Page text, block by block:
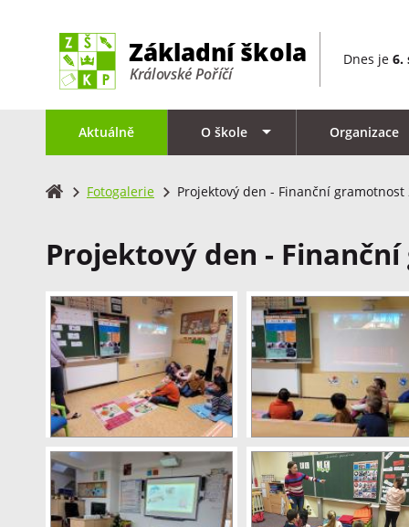
Dnes je 6.
Aktuálně O škole Organizace
Fotogalerie Projektový den - Finanční gramotnost
Projektový den -